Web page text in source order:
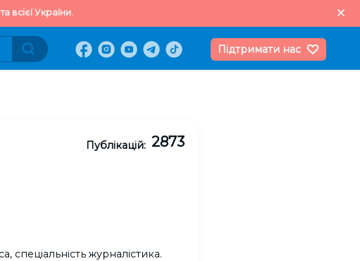
України.
Підтримати нас
Публікацій: 2873
спеціальність журналістика.